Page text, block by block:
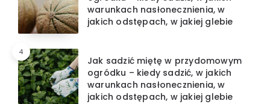
warunkach nasłonecznienia, w
jakich odstępach, w jakiej glebie
4
Jak sadzić miętę w przydomowym
ogródku – kiedy sadzić, w jakich
warunkach nasłonecznienia, w
jakich odstępach, w jakiej glebie